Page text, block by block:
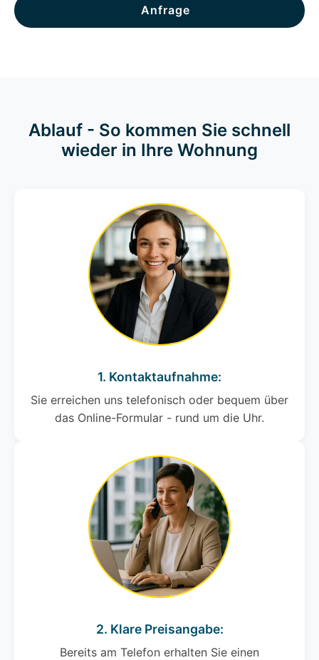
Anfrage
Ablauf - So kommen Sie schnell
wieder in Ihre Wohnung
1. Kontaktaufnahme:
Sie erreichen uns telefonisch oder bequem über
das Online-Formular - rund um die Uhr.
2. Klare Preisangabe:
Bereits am Telefon erhalten Sie einen